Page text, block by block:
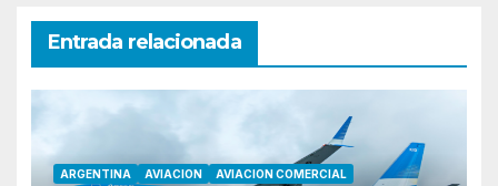
Entrada relacionada
ARGENTINA AVIACION AVIACION COMERCIAL